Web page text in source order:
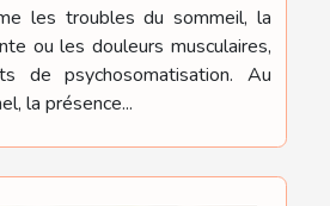
les troubles du sommeil, la
ou les douleurs musculaires,
de psychosomatisation. Au
la présence...